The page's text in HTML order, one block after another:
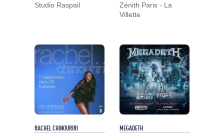
Studio Raspail
Zénith Paris - La
Villette
RACHEL CHINOURIRI
MEGADETH